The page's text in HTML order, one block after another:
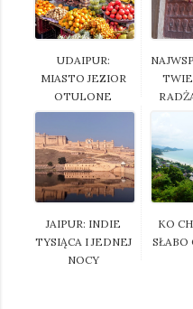
UDAIPUR:
MIASTO JEZIOR
OTULONE
ZAPACHEM ...
JAIPUR: INDIE
TYSIĄCA I JEDNEJ
NOCY
KO
SŁABO